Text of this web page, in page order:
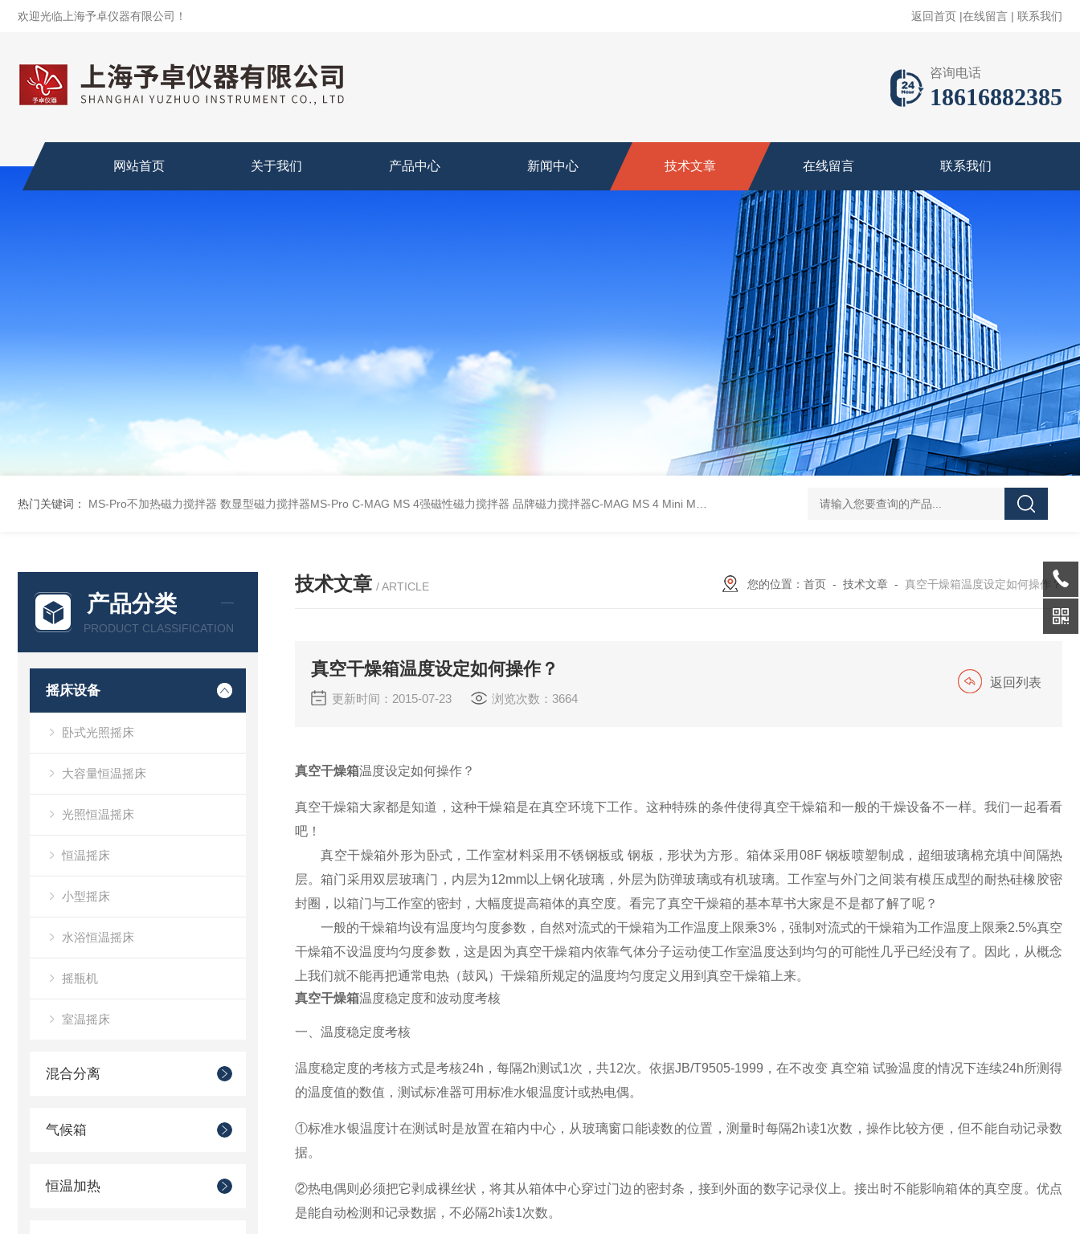
欢迎光临上海予卓仪器有限公司！ 返回首页 |在线留言 | 联系我们
咨询电话
18616882385
网站首页 关于我们 产品中心 新闻中心 技术文章 在线留言 联系我们
热门关键词： MS-Pro不加热磁力搅拌器 数显型磁力搅拌器MS-Pro C-MAG MS 4强磁性磁力搅拌器 品牌磁力搅拌器C-MAG MS 4 Mini MR standard IKA磁力搅拌器 Mini MR standard IKAMAG磁力搅拌器 IT-09A5
产品分类
PRODUCT CLASSIFICATION
摇床设备
卧式光照摇床
大容量恒温摇床
光照恒温摇床
恒温摇床
小型摇床
水浴恒温摇床
摇瓶机
室温摇床
混合分离
气候箱
恒温加热
技术文章 / ARTICLE 您的位置： 首页 - 技术文章 - 真空干燥箱温度设定如何操作？
真空干燥箱温度设定如何操作？
更新时间：2015-07-23 浏览次数：3664
返回列表
真空干燥箱温度设定如何操作？
真空干燥箱大家都是知道，这种干燥箱是在真空环境下工作。这种特殊的条件使得真空干燥箱和一般的干燥设备不一样。我们一起看看
吧！
真空干燥箱外形为卧式，工作室材料采用不锈钢板或 钢板，形状为方形。箱体采用08F 钢板喷塑制成，超细玻璃棉充填中间隔热
层。箱门采用双层玻璃门，内层为12mm以上钢化玻璃，外层为防弹玻璃或有机玻璃。工作室与外门之间装有模压成型的耐热硅橡胶密
封圈，以箱门与工作室的密封，大幅度提高箱体的真空度。看完了真空干燥箱的基本草书大家是不是都了解了呢？
一般的干燥箱均设有温度均匀度参数，自然对流式的干燥箱为工作温度上限乘3%，强制对流式的干燥箱为工作温度上限乘2.5%真空
干燥箱不设温度均匀度参数，这是因为真空干燥箱内依靠气体分子运动使工作室温度达到均匀的可能性几乎已经没有了。因此，从概念
上我们就不能再把通常电热（鼓风）干燥箱所规定的温度均匀度定义用到真空干燥箱上来。
真空干燥箱温度稳定度和波动度考核
一、 温度稳定度考核
温度稳定度的考核方式是考核24h，每隔2h测试1次，共12次。依据JB/T9505-1999，在不改变 真空箱 试验温度的情况下连续24h所测得
的温度值的数值，测试标准器可用标准水银温度计或热电偶。
①标准水银温度计在测试时是放置在箱内中心，从玻璃窗口能读数的位置，测量时每隔2h读1次数，操作比较方便，但不能自动记录数
据。
②热电偶则必须把它剥成裸丝状，将其从箱体中心穿过门边的密封条，接到外面的数字记录仪上。接出时不能影响箱体的真空度。优点
是能自动检测和记录数据，不必隔2h读1次数。